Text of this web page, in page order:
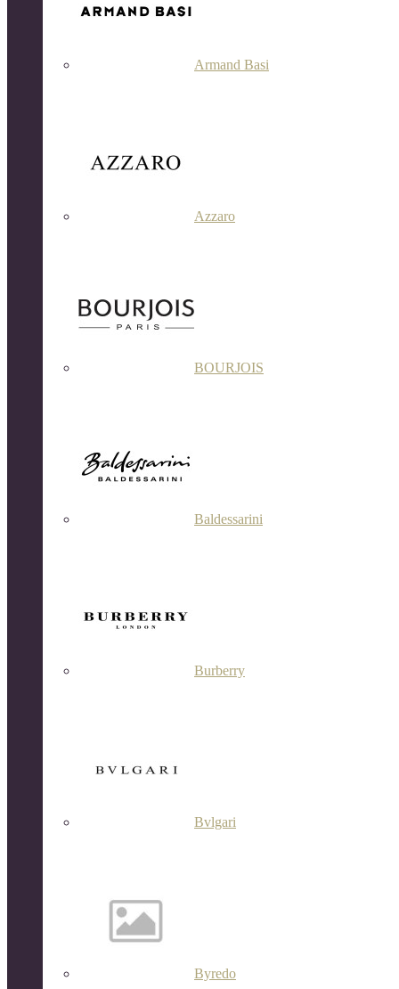
Armand Basi
Azzaro
BOURJOIS
Baldessarini
Burberry
Bvlgari
Byredo